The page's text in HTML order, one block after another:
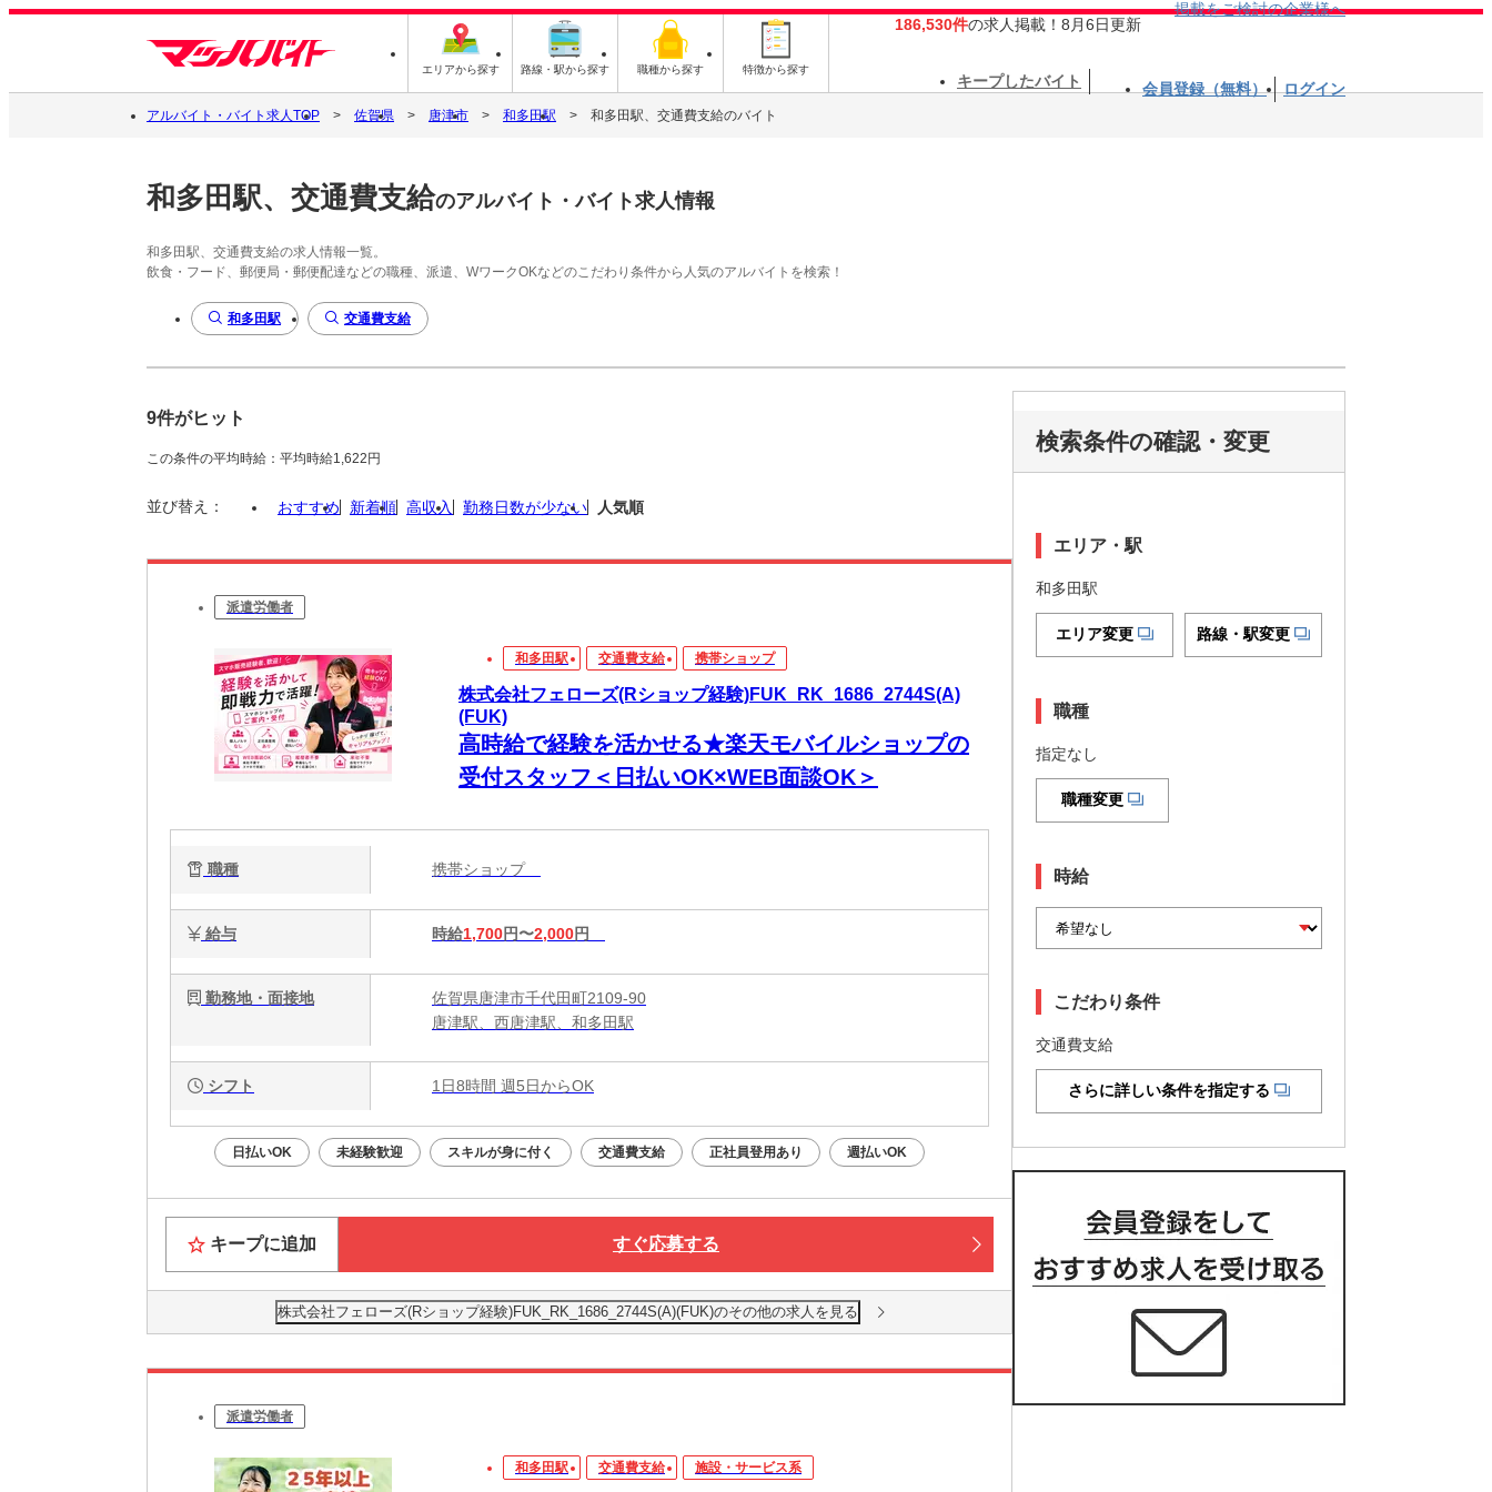
エリアから探す 路線・駅から探す 職種から探す 特徴から探す
186,530件の求人掲載！8月6日更新
掲載をご検討の企業様へ
キープしたバイト 会員登録（無料） ログイン
アルバイト・バイト求人TOP 佐賀県 唐津市 和多田駅 和多田駅、交通費支給のバイト
和多田駅、交通費支給のアルバイト・バイト求人情報
和多田駅、交通費支給の求人情報一覧。
飲食・フード、郵便局・郵便配達などの職種、派遣、WワークOKなどのこだわり条件から人気のアルバイトを検索！
和多田駅 交通費支給
9件がヒット
この条件の平均時給：平均時給1,622円
並び替え： おすすめ 新着順 高収入 勤務日数が少ない 人気順
派遣労働者
和多田駅 交通費支給 携帯ショップ
株式会社フェローズ(Rショップ経験)FUK_RK_1686_2744S(A)
(FUK)
高時給で経験を活かせる★楽天モバイルショップの
受付スタッフ＜日払いOK×WEB面談OK＞
職種 携帯ショップ
給与 時給1,700円〜2,000円
勤務地・面接地
佐賀県唐津市千代田町2109-90
唐津駅、西唐津駅、和多田駅
シフト 1日8時間 週5日からOK
日払いOK 未経験歓迎 スキルが身に付く 交通費支給 正社員登用あり 週払いOK
キープに追加 すぐ応募する
株式会社フェローズ(Rショップ経験)FUK_RK_1686_2744S(A)(FUK)のその他の求人を見る
派遣労働者
和多田駅 交通費支給 施設・サービス系
検索条件の確認・変更
エリア・駅
和多田駅
エリア変更 路線・駅変更
職種
指定なし
職種変更
時給
こだわり条件
交通費支給
さらに詳しい条件を指定する